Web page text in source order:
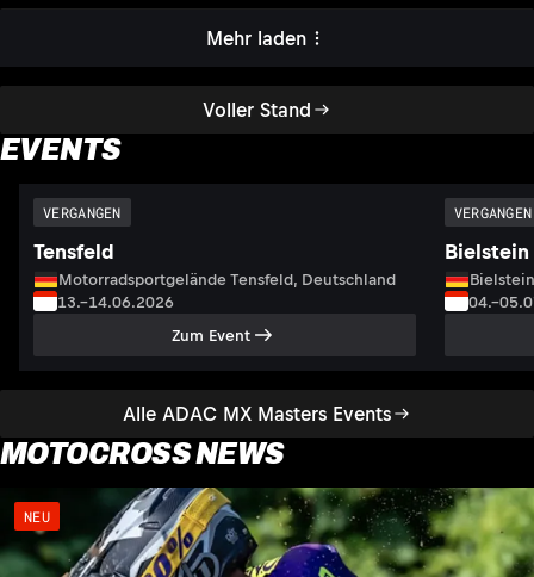
Voller Stand
Mehr laden
EVENTS
Alle ADAC MX Masters Events
VERGANGEN
Tensfeld
Motorradsportgelände Tensfeld, Deutschland
13.–14.06.2026
Zum Event
VERGANGEN
Bielstein
MOTOCROSS NEWS
NEU